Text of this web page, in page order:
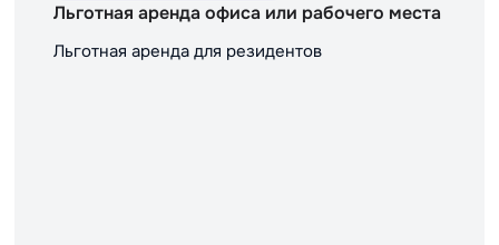
Льготная аренда офиса или рабочего места
Льготная аренда для резидентов